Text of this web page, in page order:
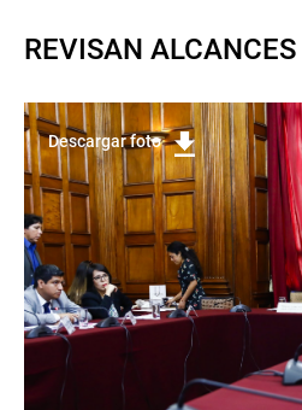
REVISAN
Descargar foto